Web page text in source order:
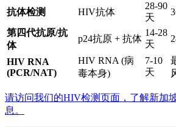
抗体检测 HIV抗体
28-90
天
第四代抗原/抗
体
p24抗原 + 抗体
14-28
天
HIV RNA
(PCR/NAT)
HIV RNA (病
毒本身)
7-10
天
请访问我们的HIV检测页面，了解新加
息。